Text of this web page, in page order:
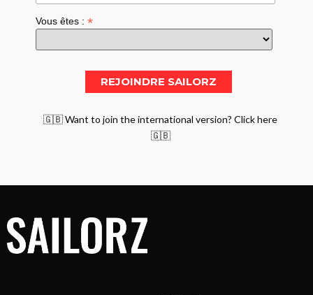
Vous êtes :*
🇬🇧 Want to join the international version? Click here
🇬🇧